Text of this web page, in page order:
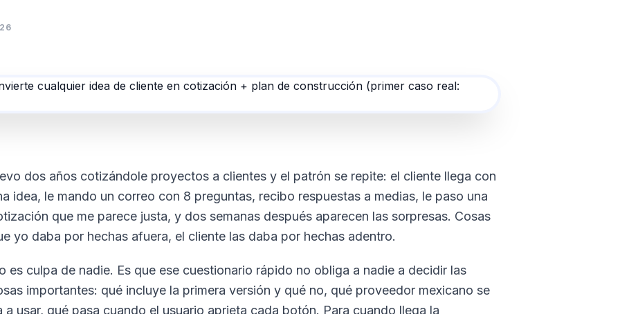
dos años cotizándole proyectos a clientes y el patrón se repite: el cliente llega con
idea, le mando un correo con 8 preguntas, recibo respuestas a medias, le paso una
que me parece justa, y dos semanas después aparecen las sorpresas. Cosas
yo daba por hechas afuera, el cliente las daba por hechas adentro.
es culpa de nadie. Es que ese cuestionario rápido no obliga a nadie a decidir las
importantes: qué incluye la primera versión y qué no, qué proveedor mexicano se
a usar, qué pasa cuando el usuario aprieta cada botón. Para cuando llega la